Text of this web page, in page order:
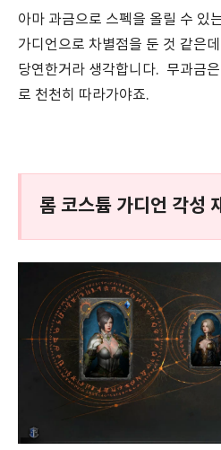
아마 과금으로 스펙을 올릴 수 있
가디언으로 차별점을 둔 것 같은
당연한거라 생각합니다. 무과금
로 천천히 따라가야죠.
롬 코스튬 가디언 각성